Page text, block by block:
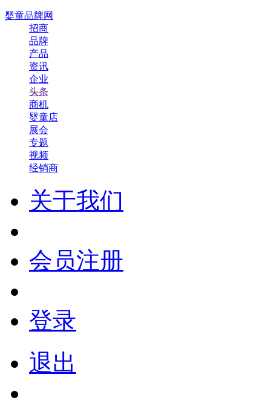
婴童品牌网
招商
品牌
产品
资讯
企业
头条
商机
婴童店
展会
专题
视频
经销商
关于我们
会员注册
登录
退出